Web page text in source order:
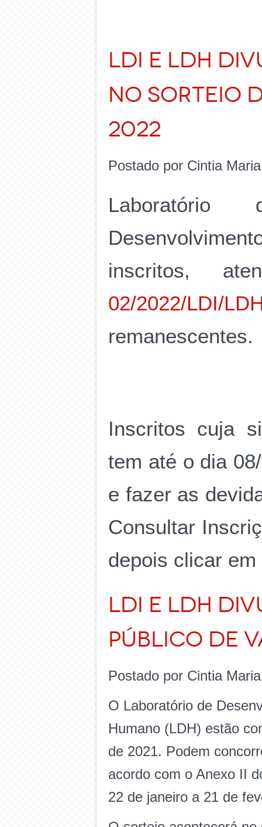
LDI e LDH
NO SORTEIO
2022
Postado por Cintia
inscritos,
02/2022/LDI/
remanescentes.
Inscritos cuja
tem até o dia
e fazer as
Consultar
depois clicar
LDI e LDH
Público de
Postado por Cintia
O Laboratório de
Humano (LDH) estão
de 2021. Podem
acordo com o Anexo II
22 de janeiro a 21 de